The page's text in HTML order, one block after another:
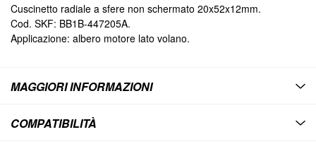
Cuscinetto radiale a sfere non schermato 20x52x12mm.
Cod. SKF: BB1B-447205A.
Applicazione: albero motore lato volano.
MAGGIORI INFORMAZIONI
COMPATIBILITÀ